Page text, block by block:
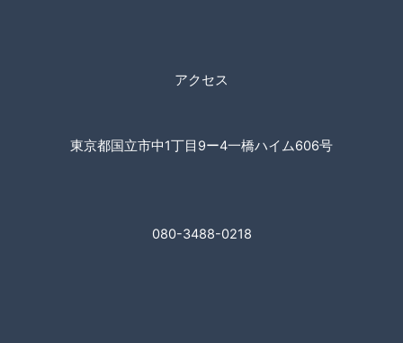
アクセス
東京都国立市中1丁目9ー4一橋ハイム606号
080-3488-0218